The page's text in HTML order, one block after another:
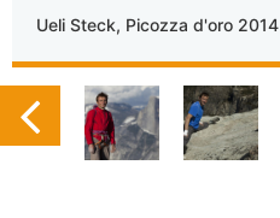
Ueli Steck, Picozza d'oro 2014